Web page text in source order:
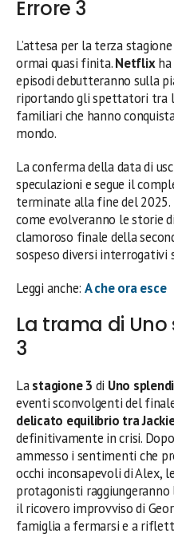
Errore 3
L’attesa per la terza
ormai quasi finita.Netflixha
episodi debutteranno sulla
riportando gli spettatori tra
familiari che hanno
mondo.
La conferma della data di
speculazioni e segue il
terminate alla fine del
come evolveranno le storie
clamoroso finale della
sospeso diversi
Leggi anche: A che ora esce
La trama di
3
Lastagione 3 di Uno
eventi sconvolgenti del
delicato equilibrio tra
definitivamente in crisi.
ammesso i sentimenti che
occhi inconsapevoli di Alex,
protagonisti
il ricovero improvviso di
famiglia a fermarsi e a